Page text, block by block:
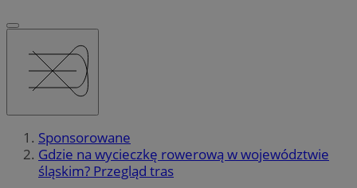
Sponsorowane
Gdzie na wycieczkę rowerową w województwie
śląskim? Przegląd tras